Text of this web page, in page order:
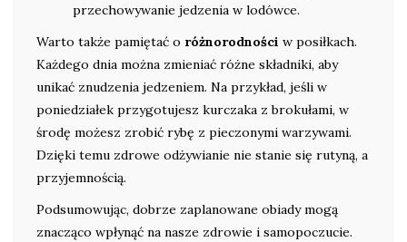
przechowywanie jedzenia w lodówce.
Warto także pamiętać o różnorodności w posiłkach.
Każdego dnia można zmieniać różne składniki, aby
unikać znudzenia jedzeniem. Na przykład, jeśli w
poniedziałek przygotujesz kurczaka z brokułami, w
środę możesz zrobić rybę z pieczonymi warzywami.
Dzięki temu zdrowe odżywianie nie stanie się rutyną, a
przyjemnością.
Podsumowując, dobrze zaplanowane obiady mogą
znacząco wpłynąć na nasze zdrowie i samopoczucie.